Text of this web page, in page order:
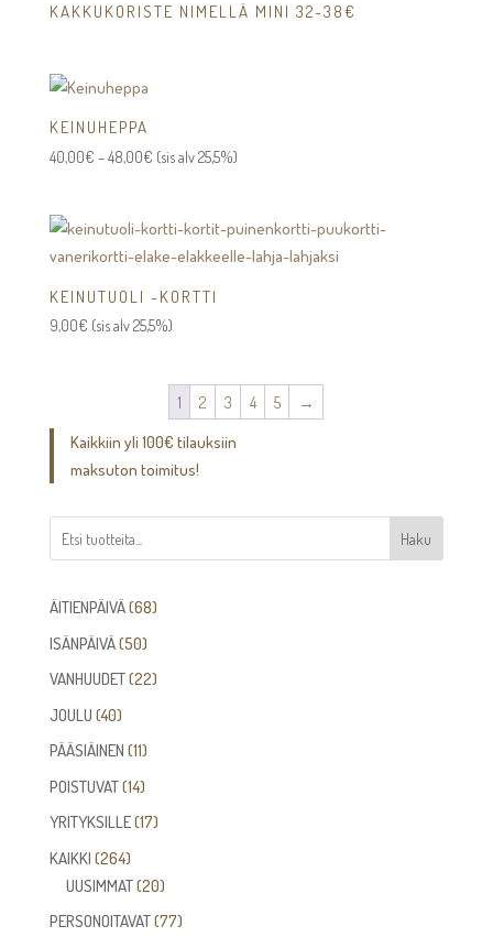
KAKKUKORISTE NIMELLÄ MINI 32-38€
KEINUHEPPA
40,00€ –48,00€Hintaluokka:
48,00€
(sis alv 25,5%)
KEINUTUOLI -KORTTI
9,00€ (sis alv 25,5%)
1 2 3 4 5
→
Kaikkiin yli 100€ tilauksiin
maksuton toimitus!
Haku
ÄITIENPÄIVÄ 6868
ISÄNPÄIVÄ 5050
tuotetta
VANHUUDET 2222
JOULU 4040
tuotetta
PÄÄSIÄINEN 1111
tuotetta
POISTUVAT 1414
tuotetta
YRITYKSILLE 1717
KAIKKI 264264
tuotetta
UUSIMMAT 2020
tuotetta
PERSONOITAVAT 7777